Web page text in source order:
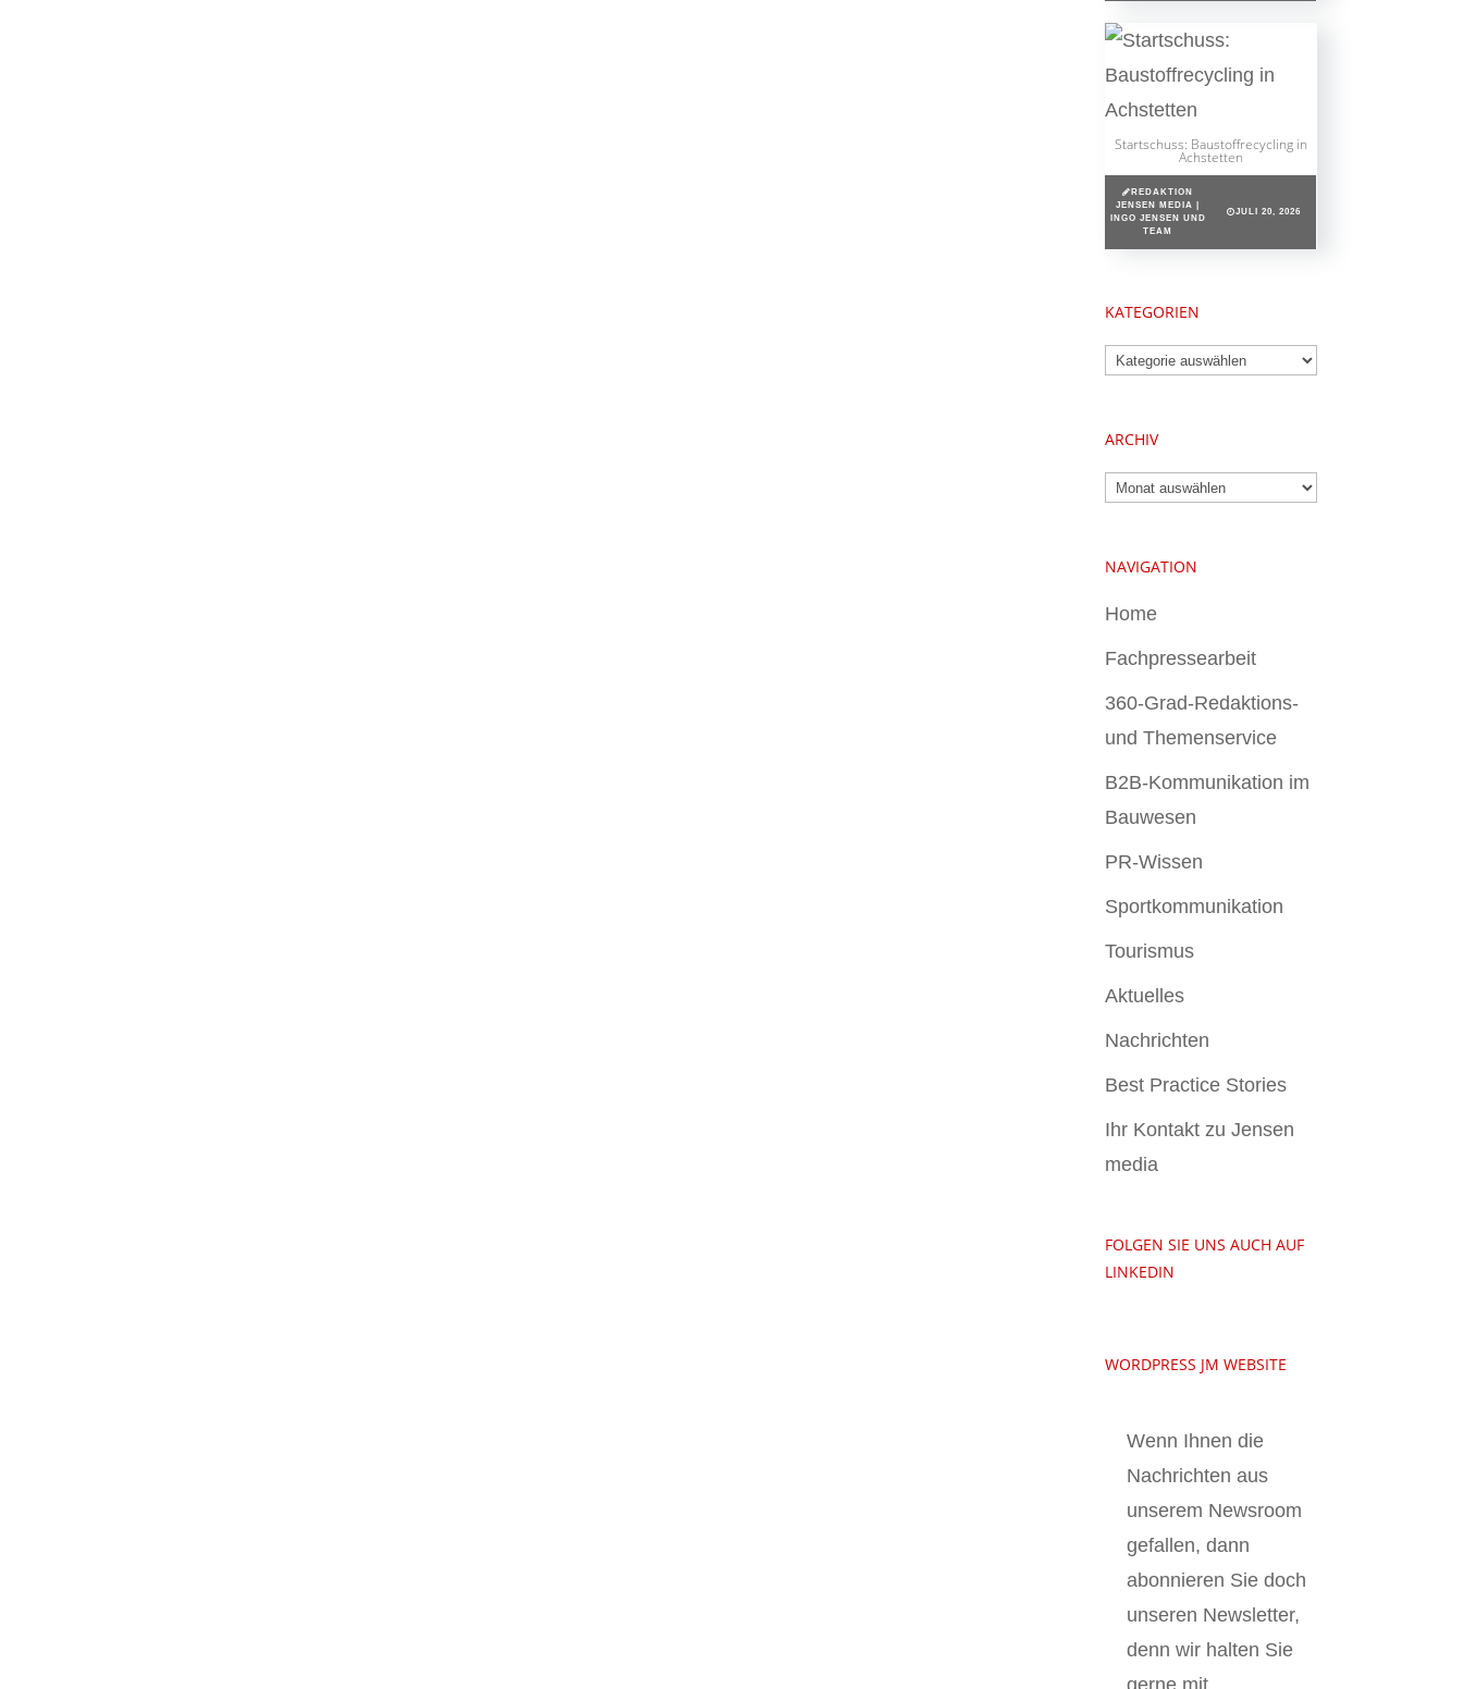
Startschuss: Baustoffrecycling in
Achstetten
REDAKTION
JENSEN MEDIA |
INGO JENSEN UND
TEAM
JULI 20, 2026
KATEGORIEN
Kategorien
ARCHIV
Archiv
NAVIGATION
Home
Fachpressearbeit
360-Grad-Redaktions-
und Themenservice
B2B-Kommunikation im
Bauwesen
PR-Wissen
Sportkommunikation
Tourismus
Aktuelles
Nachrichten
Best Practice Stories
Ihr Kontakt zu Jensen
media
FOLGEN SIE UNS AUCH AUF
LINKEDIN
WORDPRESS JM WEBSITE
Wenn Ihnen die
Nachrichten aus
unserem Newsroom
gefallen, dann
abonnieren Sie doch
unseren Newsletter,
denn wir halten Sie